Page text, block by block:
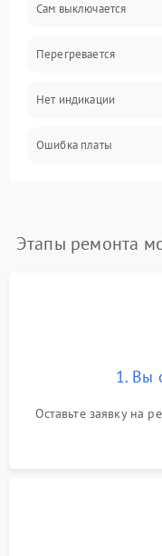
Сам выключается
Перегревается
Нет индикации
Ошибка платы
Этапы ремонта
1. Вы
Оставьте заявку на